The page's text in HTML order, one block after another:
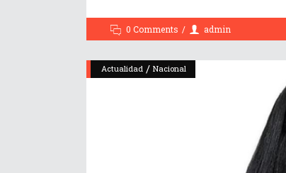
0 Comments admin
Actualidad / Nacional